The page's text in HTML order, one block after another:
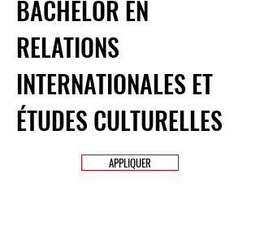
BACHELOR EN
RELATIONS
INTERNATIONALES ET
ÉTUDES CULTURELLES
APPLIQUER